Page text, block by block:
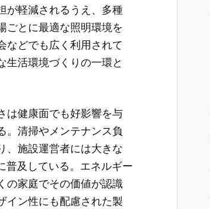
が軽減されるうえ、多種
ごとに最適な照明環境を
などでも広く利用されて
生活環境づくりの一環と
は健康面でも好影響を与
。清掃やメンテナンス負
、施設運営者には大きな
普及している。エネルギー
の家庭でその価値が認識
イン性にも配慮された製